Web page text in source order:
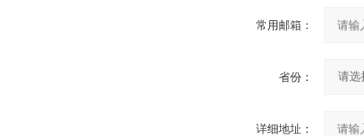
常用邮箱：
省份：
详细地址：